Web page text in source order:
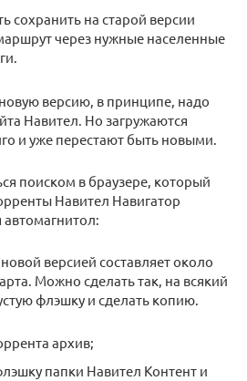
сохранить на старой версии
через нужные населенные
версию, в принципе, надо
Навител. Но загружаются
и уже перестают быть новыми.
поиском в браузере, который
Навител Навигатор
версией составляет около
Можно сделать так, на всякий
флэшку и сделать копию.
архив;
папки Навител Контент и